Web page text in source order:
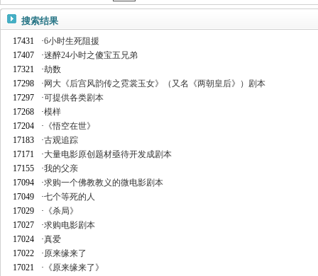
搜索结果
17431 ·6小时生死阻援
17407
·迷醉24小时之傻宝五兄弟
17321
·劫数
17298
· 网大《后宫风韵传之霓裳玉女》（又名《两朝皇后》）剧本
17297
·可提供各类剧本
17268
·模样
17204
· 《悟空在世》
17183
·古观追踪
17171
·大量电影原创题材亟待开发成剧本
17155
·我的父亲
17094
·求购一个佛教教义的微电影剧本
17049
·七个等死的人
17029
· 《杀局》
17027
·求购电影剧本
17024
·真爱
17022
·原来缘来了
17021
· 《原来缘来了》